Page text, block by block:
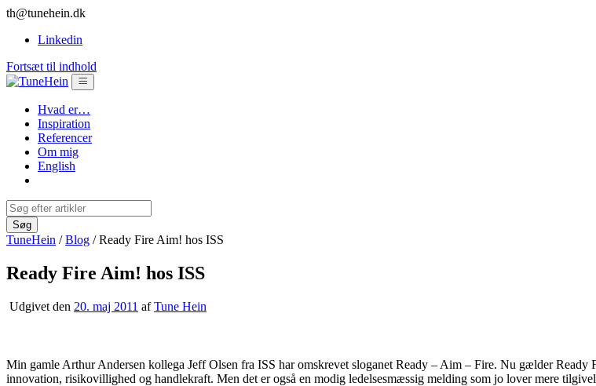
th@tunehein.dk
Linkedin
Fortsæt til indhold
Hvad er…
Inspiration
Referencer
Om mig
English
TuneHein /Blog /Ready Fire Aim! hos ISS
Ready Fire Aim! hos ISS
Udgivet den 20. maj 2011 af Tune Hein
Min gamle Arthur Andersen kollega Jeff Olsen fra ISS har omskrevet sloganet Ready – Aim – Fire. Nu gælder
innovation, risikovillighed og handlekraft. Men det er også en modig ledelsesmæssig melding som jo lover mere